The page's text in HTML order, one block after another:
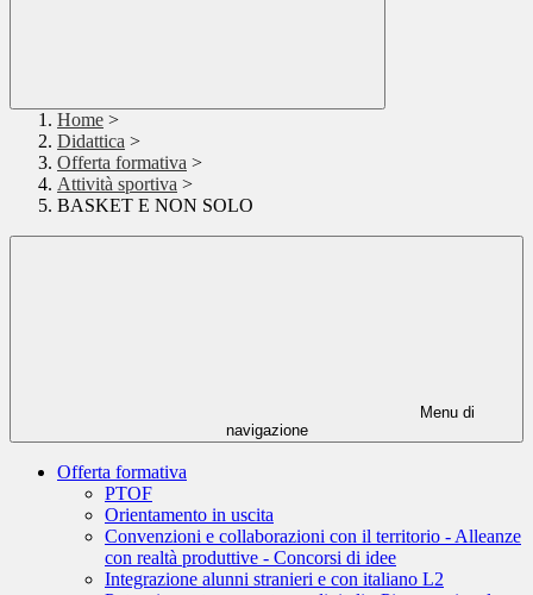
Home >
Didattica >
Offerta formativa >
Attività sportiva >
BASKET E NON SOLO
Menu di
navigazione
Offerta formativa
PTOF
Orientamento in uscita
Convenzioni e collaborazioni con il territorio - Alleanze
con realtà produttive - Concorsi di idee
Integrazione alunni stranieri e con italiano L2